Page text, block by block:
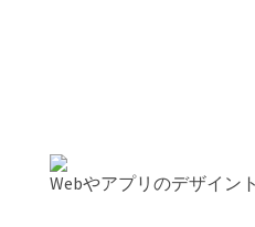
Webやアプリのデザイン